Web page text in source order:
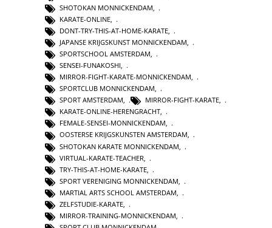
SHOTOKAN MONNICKENDAM
KARATE-ONLINE
DONT-TRY-THIS-AT-HOME-KARATE
JAPANSE KRIJGSKUNST MONNICKENDAM
SPORTSCHOOL AMSTERDAM,
SENSEI-FUNAKOSHI,
MIRROR-FIGHT-KARATE-MONNICKENDAM,
SPORTCLUB MONNICKENDAM,
SPORT AMSTERDAM, MIRROR-FIGHT-KARATE,
KARATE-ONLINE-HERENGRACHT,
FEMALE-SENSEI-MONNICKENDAM,
OOSTERSE KRIJGSKUNSTEN AMSTERDAM,
SHOTOKAN KARATE MONNICKENDAM
VIRTUAL-KARATE-TEACHER
TRY-THIS-AT-HOME-KARATE
SPORT VERENIGING MONNICKENDAM
MARTIAL ARTS SCHOOL AMSTERDAM
ZELFSTUDIE-KARATE
MIRROR-TRAINING-MONNICKENDAM